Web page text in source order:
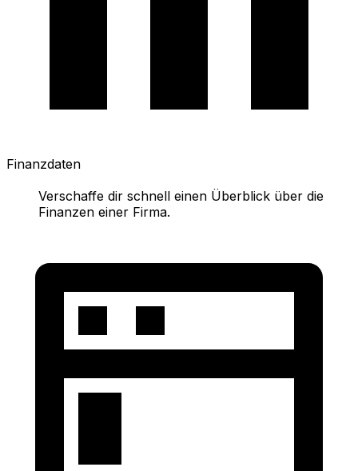
Finanzdaten
Verschaffe dir schnell einen Überblick über die
Finanzen einer Firma.